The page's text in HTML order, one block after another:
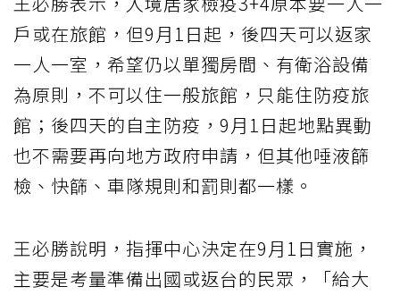
戶或在旅館，但9月1日起，後四天可以返家
一人一室，希望仍以單獨房間、有衛浴設備
為原則，不可以住一般旅館，只能住防疫旅
館；後四天的自主防疫，9月1日起地點異動
也不需要再向地方政府申請，但其他唾液篩
檢、快篩、車隊規則和罰則都一樣。
王必勝說明，指揮中心決定在9月1日實施，
主要是考量準備出國或返台的民眾，「給大